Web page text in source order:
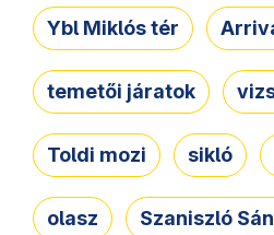
Ybl Miklós tér
temetői járatok
Toldi mozi sikló
olasz Szaniszló